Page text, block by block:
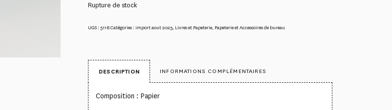
Rupture de stock
UGS : 5116Catégories :import aout 2025, Livres et Papeterie, Papeterie et Accessoires de bureau
DESCRIPTION INFORMATIONS COMPLÉMENTAIRES
Composition : Papier